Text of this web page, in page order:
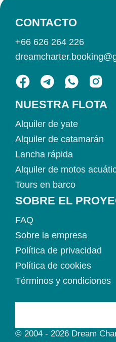
NUESTRA FLOTA
Alquiler de yate
Alquiler de catamarán
Lancha rápida
Alquiler de motos
Tours en barco
SOBRE EL
FAQ
Sobre la empresa
Política de privacidad
Política de cookies
Términos y condiciones
CONTACTO
+66 626 264 226
© 2004 - 2026 Dream